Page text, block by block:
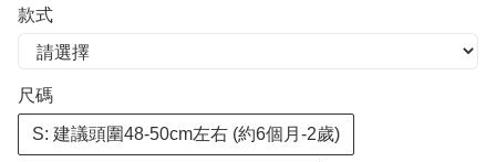
款式
尺碼
S: 建議頭圍48-50cm左右 (約6個月-2歲)